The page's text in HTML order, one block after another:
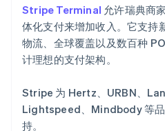
Stripe Terminal 允许瑞典商
体化支付来增加收入。它支持
物流、全球覆盖以及数百种
计理想的支付架构。
Stripe 为 Hertz、URBN、
Lightspeed、Mindbody 等品
持。